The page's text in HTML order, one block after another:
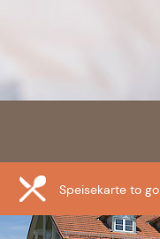
Speisekarte to go